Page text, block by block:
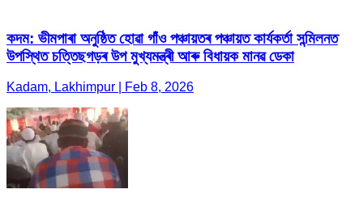
কদম: ভীমপাৰা অনুষ্ঠিত হোৱা গাঁও পঞ্চায়তৰ পঞ্চায়ত কাৰ্যকৰ্তা সন্মিলনত
উপস্থিত চত্তিছগড়ৰ উপ মুখ্যমন্ত্ৰী আৰু বিধায়ক মানৱ ডেকা
Kadam, Lakhimpur | Feb 8, 2026